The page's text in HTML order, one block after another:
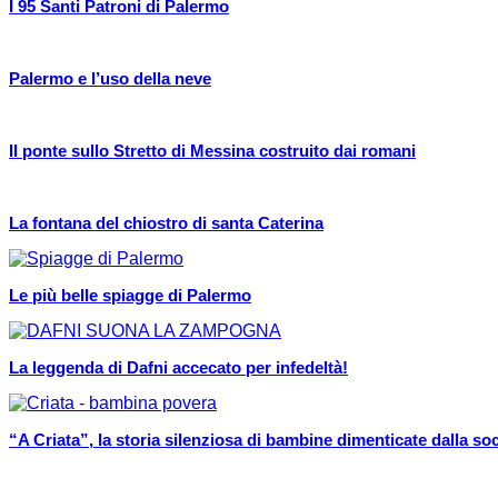
I 95 Santi Patroni di Palermo
Palermo e l’uso della neve
Il ponte sullo Stretto di Messina costruito dai romani
La fontana del chiostro di santa Caterina
Le più belle spiagge di Palermo
La leggenda di Dafni accecato per infedeltà!
“A Criata”, la storia silenziosa di bambine dimenticate dalla